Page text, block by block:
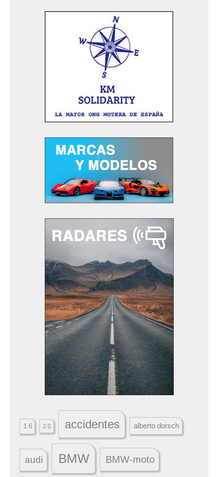
1.6 2.0 accidentes alberto dorsch
audi BMW BMW-moto